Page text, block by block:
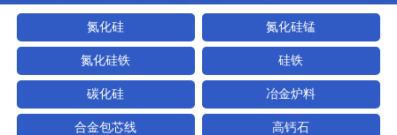
氮化硅 氮化硅锰
氮化硅铁 硅铁
碳化硅 冶金炉料
合金包芯线 高钙石